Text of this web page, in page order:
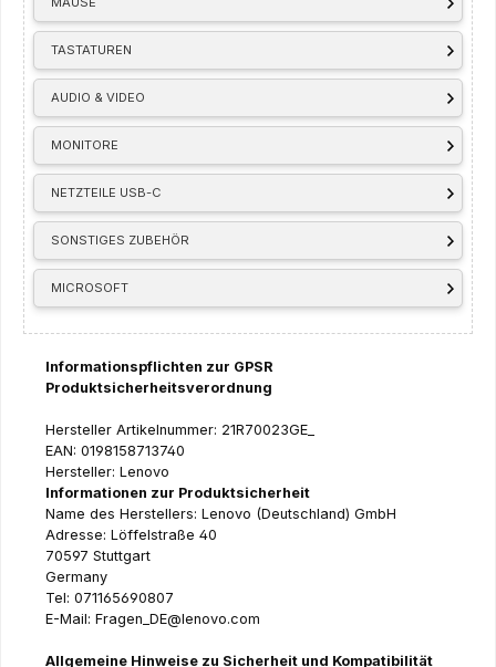
TASTATUREN
AUDIO & VIDEO
MONITORE
NETZTEILE USB-C
SONSTIGES ZUBEHÖR
MICROSOFT
Informationspflichten zur GPSR
Produktsicherheitsverordnung
Hersteller Artikelnummer: 21R70023GE_
EAN: 0198158713740
Hersteller: Lenovo
Informationen zur Produktsicherheit
Name des Herstellers: Lenovo (Deutschland) GmbH
Adresse: Löffelstraße 40
70597 Stuttgart
Germany
Tel: 071165690807
E-Mail: Fragen_DE@lenovo.com
Allgemeine Hinweise zu Sicherheit und Kompatibilität